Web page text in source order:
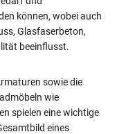
können, wobei auch
Glasfaserbeton,
beeinflusst.
sowie die
wie
spielen eine wichtige
eines